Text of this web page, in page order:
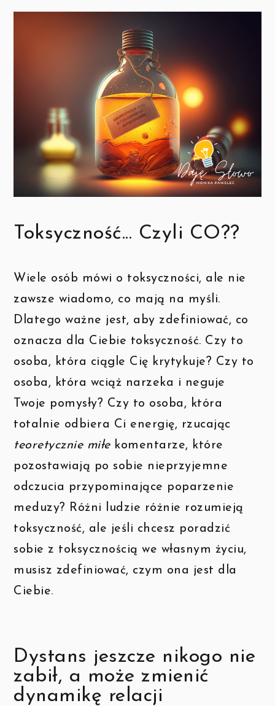
Toksyczność... Czyli CO??
Wiele osób mówi o toksyczności, ale nie
zawsze wiadomo, co mają na myśli.
Dlatego ważne jest, aby zdefiniować, co
oznacza dla Ciebie toksyczność. Czy to
osoba, która ciągle Cię krytykuje? Czy to
osoba, która wciąż narzeka i neguje
Twoje pomysły? Czy to osoba, która
totalnie odbiera Ci energię, rzucając
teoretycznie miłe komentarze, które
pozostawiają po sobie nieprzyjemne
odczucia przypominające poparzenie
meduzy? Różni ludzie różnie rozumieją
toksyczność, ale jeśli chcesz poradzić
sobie z toksycznością we własnym życiu,
musisz zdefiniować, czym ona jest dla
Ciebie.
Dystans jeszcze nikogo nie
zabił, a może zmienić
dynamikę relacji